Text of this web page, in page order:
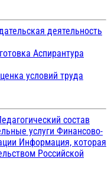
деятельность
Аспирантура
условий труда
состав
услуги Финансово-
Информация, которая
Российской